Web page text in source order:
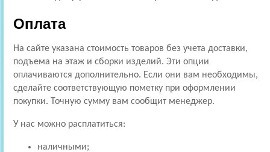
Оплата
На сайте указана стоимость товаров без учета доставки,
подъема на этаж и сборки изделий. Эти опции
оплачиваются дополнительно. Если они вам необходимы,
сделайте соответствующую пометку при оформлении
покупки. Точную сумму вам сообщит менеджер.
У нас можно расплатиться:
наличными;